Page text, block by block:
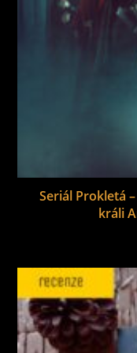
Seriál Prokletá
králi